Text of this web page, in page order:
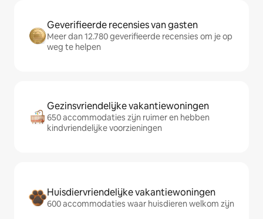
Geverifieerde recensies van gasten
Meer dan 12.780 geverifieerde recensies om je op
weg te helpen
Gezinsvriendelijke vakantiewoningen
650 accommodaties zijn ruimer en hebben
kindvriendelijke voorzieningen
Huisdiervriendelijke vakantiewoningen
600 accommodaties waar huisdieren welkom zijn